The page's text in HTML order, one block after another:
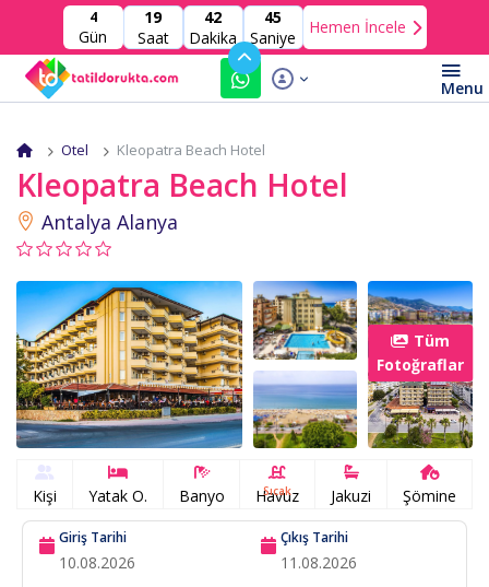
4
Gün
19
Saat
42
Dakika
42
Saniye
Hemen İncele
Otel Kleopatra Beach Hotel
Kleopatra Beach Hotel
Antalya Alanya
Tüm
Fotoğraflar
Kişi Yatak O. Banyo Sıcak
Havuz Jakuzi Şömine
Giriş Tarihi Çıkış Tarihi